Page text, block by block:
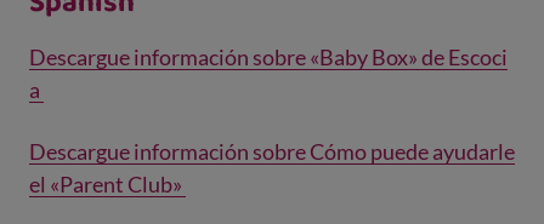
Descargue información sobre «Baby Box» de Escoci
a
Descargue información sobre Cómo puede ayudarle
el «Parent Club»